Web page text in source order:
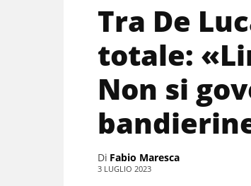
Tra De
totale:
Non si
Di Fabio Maresca
3 LUGLIO 2023